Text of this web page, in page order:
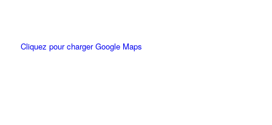
Cliquez pour charger Google Maps